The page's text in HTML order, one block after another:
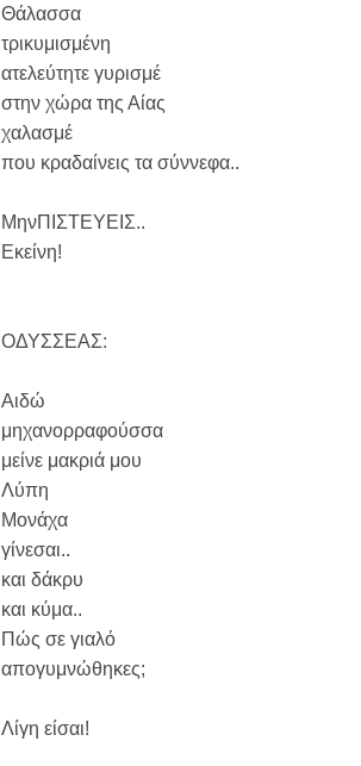
Θάλασσα
τρικυμισμένη
ατελεύτητε γυρισμέ
στην χώρα της Αίας
χαλασμέ
που κραδαίνεις τα σύννεφα..
ΜηνΠΙΣΤΕΥΕΙΣ..
Εκείνη!
ΟΔΥΣΣΕΑΣ:
Αιδώ
μηχανορραφούσσα
μείνε μακριά μου
Λύπη
Μονάχα
γίνεσαι..
και δάκρυ
και κύμα..
Πώς σε γιαλό
απογυμνώθηκες;
Λίγη είσαι!